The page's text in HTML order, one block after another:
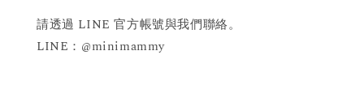
請透過 LINE 官方帳號與我們聯絡。
LINE：@minimammy